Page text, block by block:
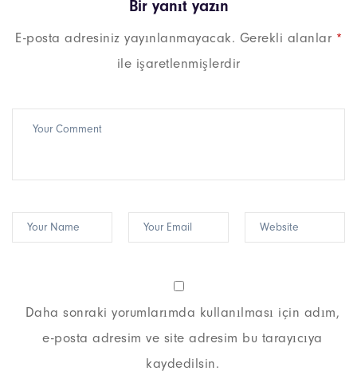
Bir yanıt yazın
E-posta adresiniz yayınlanmayacak. Gerekli alanlar *
ile işaretlenmişlerdir
Daha sonraki yorumlarımda kullanılması için adım,
e-posta adresim ve site adresim bu tarayıcıya
kaydedilsin.